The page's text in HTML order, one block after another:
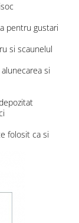
pentru gustari
si scaunelul
si
folosit ca si